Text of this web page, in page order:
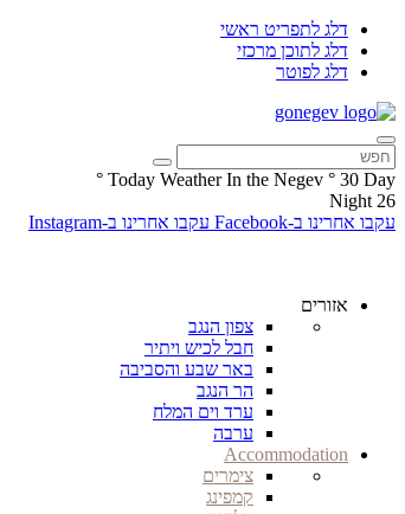
דלג לתפריט ראשי
דלג לתוכן מרכזי
דלג לפוטר
Today Weather In the Negev ° 30 Day
°
26
Night
עקבו אחרינו ב-Facebook
עקבו אחרינו ב-Instagram
אזורים
צפון הנגב
חבל לכיש ויתיר
באר שבע והסביבה
הר הנגב
ערד וים המלח
ערבה
Accommodation
צימרים
קמפינג